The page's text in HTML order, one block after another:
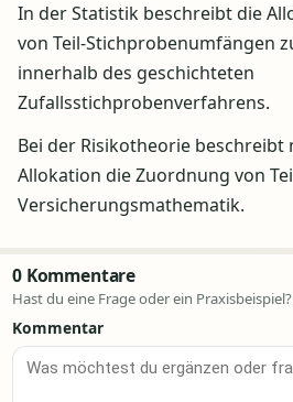
In der Statistik beschreibt die
von Teil-Stichprobenumfängen
innerhalb des geschichteten
Zufallsstichprobenverfahrens.
Bei der Risikotheorie beschreibt
Allokation die Zuordnung von
Versicherungsmathematik.
0 Kommentare
Hast du eine Frage oder ein
Kommentar